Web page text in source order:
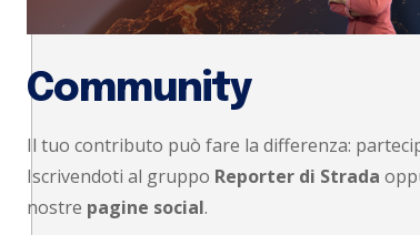
Community
Il tuo contributo può fare la differenza:
Iscrivendoti al gruppo Reporter di Strada
nostre pagine social.